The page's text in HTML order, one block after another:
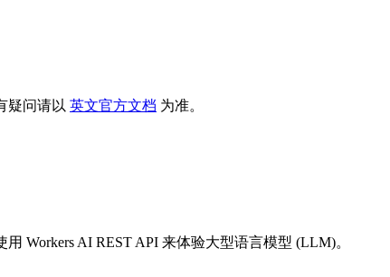
疑问请以 英文官方文档 为准。
Workers AI REST API 来体验大型语言模型 (LLM)。